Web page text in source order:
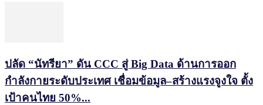
ปลัด “นัทรียา” ดัน CCC สู่ Big Data ด้านการออก
กำลังกายระดับประเทศ เชื่อมข้อมูล–สร้างแรงจูงใจ ตั้ง
เป้าคนไทย 50%...